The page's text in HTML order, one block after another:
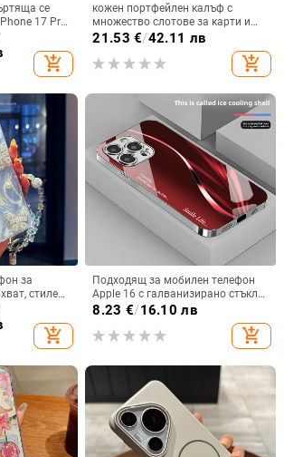
се
17 Pro
add_shopping_cart
кожен портфейлен калъф с
множество слотове за карти и
цип за iPhone 11–17 Pro Max, XR,
21.53 €/42.11 лв
add_shopping_cart
за
стилен
add_shopping_cart
Подходящ за мобилен телефон
Apple 16 с галванизирано стъкло
и ослепителна течаща светлина,
семпъл iPhone 17 Pro, модерен и
лек луксозен 14 Plus.
8.23 €/16.10 лв
add_shopping_cart